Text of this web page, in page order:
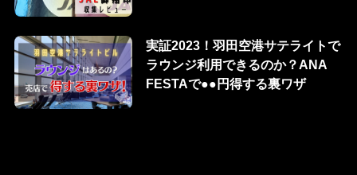
実証2023！羽田空港サテライトで
ラウンジ利用できるのか？ANA
FESTAで●●円得する裏ワザ